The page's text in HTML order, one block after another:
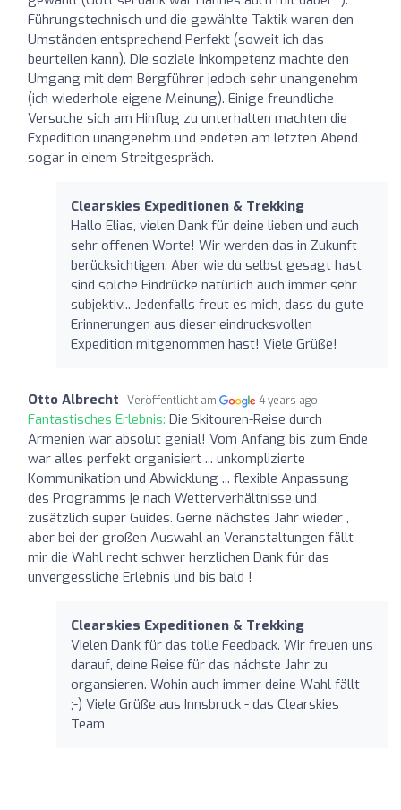
Führungstechnisch und die gewählte Taktik waren den
Umständen entsprechend Perfekt (soweit ich das
beurteilen kann). Die soziale Inkompetenz machte den
Umgang mit dem Bergführer jedoch sehr unangenehm
(ich wiederhole eigene Meinung). Einige freundliche
Versuche sich am Hinflug zu unterhalten machten die
Expedition unangenehm und endeten am letzten Abend
sogar in einem Streitgespräch.
Clearskies Expeditionen & Trekking
Hallo Elias, vielen Dank für deine lieben und auch
sehr offenen Worte! Wir werden das in Zukunft
berücksichtigen. Aber wie du selbst gesagt hast,
sind solche Eindrücke natürlich auch immer sehr
subjektiv... Jedenfalls freut es mich, dass du gute
Erinnerungen aus dieser eindrucksvollen
Expedition mitgenommen hast! Viele Grüße!
Otto Albrecht Veröffentlicht am 4 years ago
Fantastisches Erlebnis: Die Skitouren-Reise durch
Armenien war absolut genial! Vom Anfang bis zum Ende
war alles perfekt organisiert ... unkomplizierte
Kommunikation und Abwicklung ... flexible Anpassung
des Programms je nach Wetterverhältnisse und
zusätzlich super Guides. Gerne nächstes Jahr wieder ,
aber bei der großen Auswahl an Veranstaltungen fällt
mir die Wahl recht schwer herzlichen Dank für das
unvergessliche Erlebnis und bis bald !
Clearskies Expeditionen & Trekking
Vielen Dank für das tolle Feedback. Wir freuen uns
darauf, deine Reise für das nächste Jahr zu
organsieren. Wohin auch immer deine Wahl fällt
;-) Viele Grüße aus Innsbruck - das Clearskies
Team